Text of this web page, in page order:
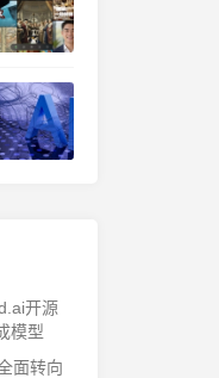
开源
模型
面转向